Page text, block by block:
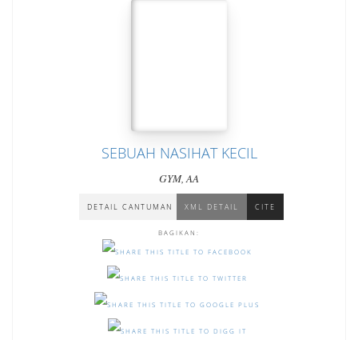
SEBUAH NASIHAT KECIL
GYM, AA
DETAIL CANTUMAN XML DETAIL CITE
BAGIKAN: